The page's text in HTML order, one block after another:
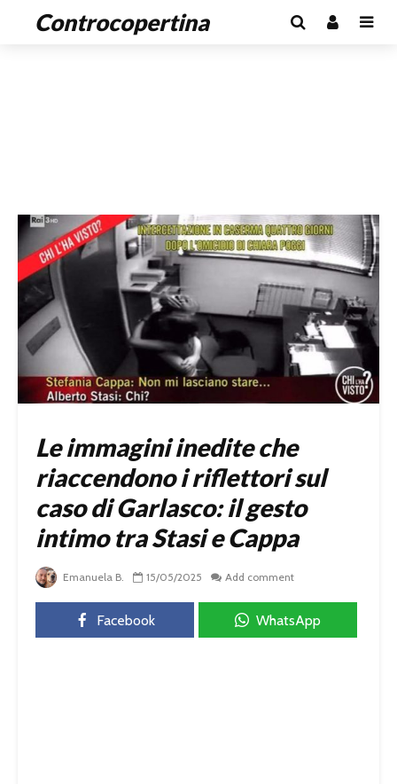
Controcopertina
Le immagini inedite che
riaccendono i riflettori sul
caso di Garlasco: il gesto
intimo tra Stasi e Cappa
Emanuela B. 15/05/2025 Add comment
Facebook WhatsApp